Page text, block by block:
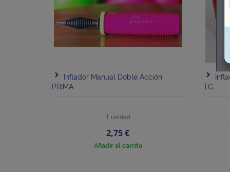
Inflador Manual Doble Acción
PRIMA
1 unidad
Precio
2,75 €
Añadir al carrito
TG